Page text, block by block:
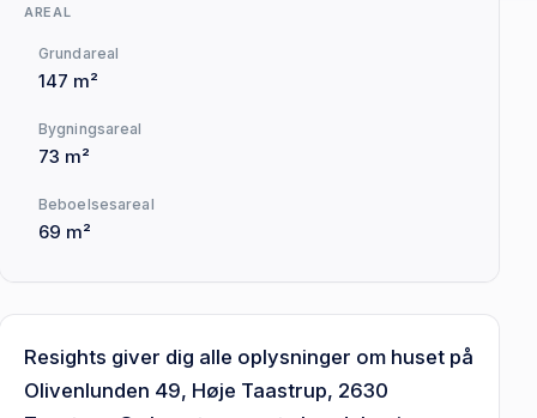
AREAL
Grundareal
147 m²
Bygningsareal
73 m²
Beboelsesareal
69 m²
Resights giver dig alle oplysninger om huset på
Olivenlunden 49, Høje Taastrup, 2630